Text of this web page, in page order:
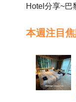
Hotel分享~巴
本週注目